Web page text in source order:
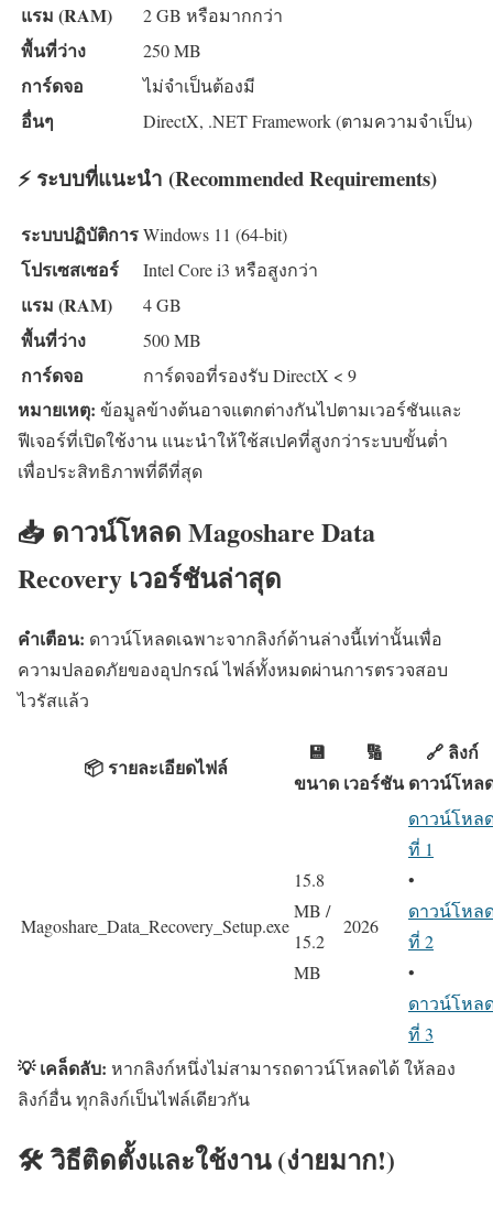
แรม (RAM) 2 GB หรือมากกว่า
พื้นที่ว่าง 250 MB
การ์ดจอ ไม่จำเป็นต้องมี
อื่นๆ DirectX, .NET Framework (ตามความจำเป็น)
⚡ ระบบที่แนะนำ (Recommended Requirements)
ระบบปฏิบัติการWindows 11 (64-bit)
โปรเซสเซอร์ Intel Core i3 หรือสูงกว่า
แรม (RAM) 4 GB
พื้นที่ว่าง 500 MB
การ์ดจอ การ์ดจอที่รองรับ DirectX < 9
หมายเหตุ: ข้อมูลข้างต้นอาจแตกต่างกันไปตามเวอร์ชันและ
ฟีเจอร์ที่เปิดใช้งาน แนะนำให้ใช้สเปคที่สูงกว่าระบบขั้นต่ำ
เพื่อประสิทธิภาพที่ดีที่สุด
📥 ดาวน์โหลด Magoshare Data
Recovery เวอร์ชันล่าสุด
คำเตือน: ดาวน์โหลดเฉพาะจากลิงก์ด้านล่างนี้เท่านั้นเพื่อ
ความปลอดภัยของอุปกรณ์ ไฟล์ทั้งหมดผ่านการตรวจสอบ
ไวรัสแล้ว
📦 รายละเอียดไฟล์
💾
ขนาด
🔢
เวอร์ชัน
🔗 ลิงก์
ดาวน์โหล
Magoshare_Data_Recovery_Setup.exe
15.8
MB /
15.2
MB
2026
ดาวน์โหล
ที่ 1
•
ดาวน์โหล
ที่ 2
•
ดาวน์โหล
ที่ 3
💡 เคล็ดลับ: หากลิงก์หนึ่งไม่สามารถดาวน์โหลดได้ ให้ลอง
ลิงก์อื่น ทุกลิงก์เป็นไฟล์เดียวกัน
🛠️ วิธีติดตั้งและใช้งาน (ง่ายมาก!)